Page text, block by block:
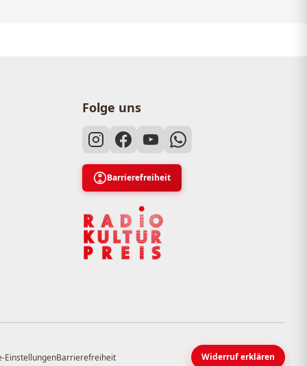
Folge uns
Barrierefreiheit
EinstellungenBarrierefreiheit Widerruf erklären